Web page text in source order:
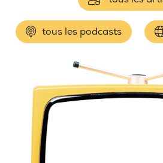
tous les podcasts